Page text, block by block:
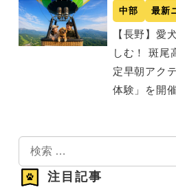
中部 最新
【長野】愛
しむ！ 斑尾
定早朝アク
体験」を開催
検
索
注目記事